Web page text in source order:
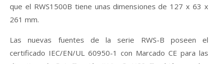
que el RWS1500B tiene unas dimensiones de 127 x 63 x
261 mm.
Las nuevas fuentes de la serie RWS-B poseen el
certificado IEC/EN/UL 60950-1 con Marcado CE para las